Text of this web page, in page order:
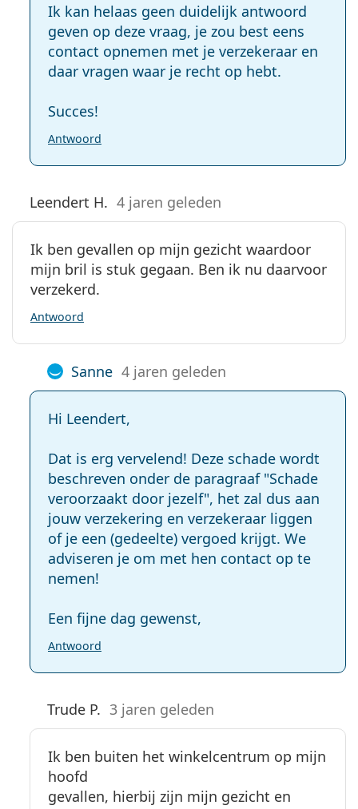
Ik kan helaas geen duidelijk antwoord
geven op deze vraag, je zou best eens
contact opnemen met je verzekeraar en
daar vragen waar je recht op hebt.
Succes!
Antwoord
Leendert H. 4 jaren geleden
Ik ben gevallen op mijn gezicht waardoor
mijn bril is stuk gegaan. Ben ik nu daarvoor
verzekerd.
Antwoord
Sanne 4 jaren geleden
Hi Leendert,
Dat is erg vervelend! Deze schade wordt
beschreven onder de paragraaf "Schade
veroorzaakt door jezelf", het zal dus aan
jouw verzekering en verzekeraar liggen
of je een (gedeelte) vergoed krijgt. We
adviseren je om met hen contact op te
nemen!
Een fijne dag gewenst,
Antwoord
Trude P. 3 jaren geleden
Ik ben buiten het winkelcentrum op mijn
hoofd
gevallen, hierbij zijn mijn gezicht en